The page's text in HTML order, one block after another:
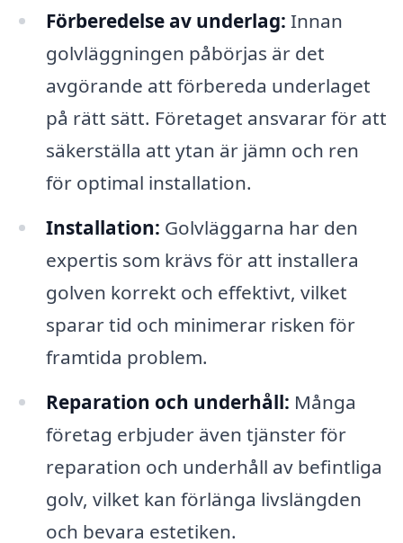
Förberedelse av underlag: Innan
golvläggningen påbörjas är det
avgörande att förbereda underlaget
på rätt sätt. Företaget ansvarar för att
säkerställa att ytan är jämn och ren
för optimal installation.
Installation: Golvläggarna har den
expertis som krävs för att installera
golven korrekt och effektivt, vilket
sparar tid och minimerar risken för
framtida problem.
Reparation och underhåll: Många
företag erbjuder även tjänster för
reparation och underhåll av befintliga
golv, vilket kan förlänga livslängden
och bevara estetiken.